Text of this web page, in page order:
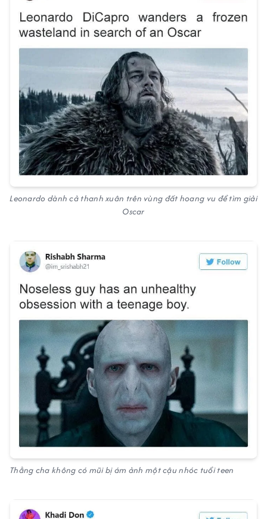
Leonardo dành cả thanh xuân trên vùng đất hoang vu để tìm giải
Oscar
Thằng cha không có mũi bị ám ảnh một cậu nhóc tuổi teen